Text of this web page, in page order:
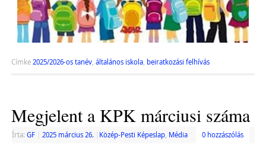
Címke 2025/2026-os tanév, általános iskola, beiratkozási felhívás
Megjelent a KPK márciusi száma
Írta: GF 2025 március 26. Közép-Pesti Képeslap, Média 0 hozzászólás